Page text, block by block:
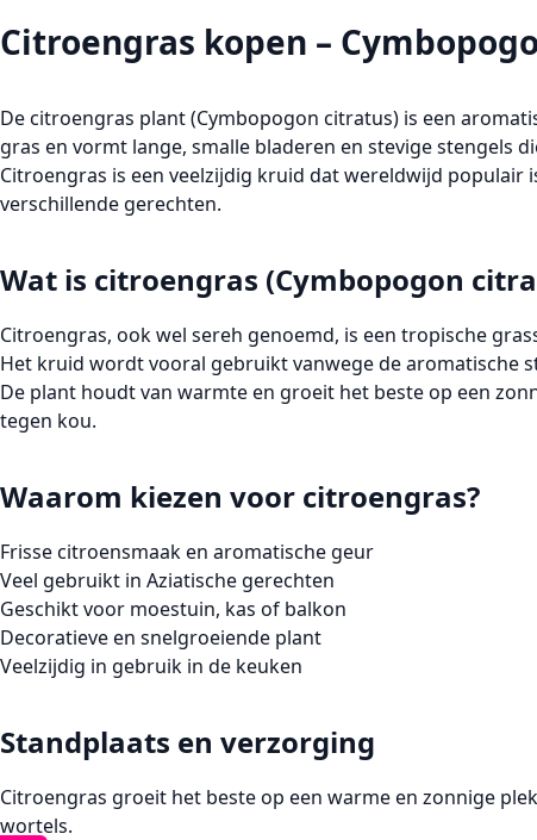
Citroengras kopen –
Decitroengras plant (Cymbopogon citratus) is een
gras en vormt lange, smalle bladeren en stevige stengels
Citroengras is een veelzijdig kruid dat wereldwijd populair
verschillende gerechten.
Wat is citroengras (Cymbopogon
Citroengras, ook wel sereh genoemd, is een tropische
Het kruid wordt vooral gebruikt vanwege de aromatische
De plant houdt van warmte en groeit het beste op een
tegen kou.
Waarom kiezen voor citroengras?
Frisse citroensmaak en aromatische geur
Veel gebruikt in Aziatische gerechten
Geschikt voor moestuin, kas of balkon
Decoratieve en snelgroeiende plant
Veelzijdig in gebruik in de keuken
Standplaats en verzorging
Citroengras groeit het beste op een warme en zonnige
wortels.